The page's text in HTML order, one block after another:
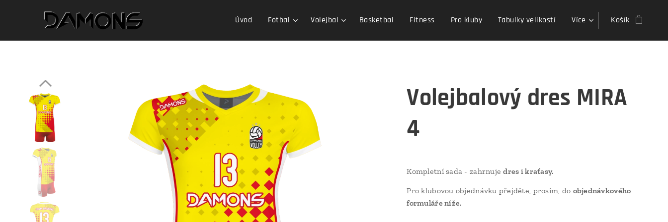
Úvod Fotbal Volejbal Basketbal Fitness Pro kluby Tabulky velikostí Více Košík
Volejbalový dres MIRA
4
Kompletní sada - zahrnujedres i kraťasy.
Pro klubovou objednávku přejděte, prosím, do objednávkového
formuláře níže.